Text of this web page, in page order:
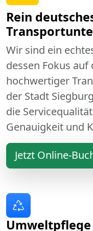
Rein
Wir sind ein
dessen Fokus
hochwertiger
der Stadt
die
Genauigkeit und
Jetzt Online-
Umweltpflege